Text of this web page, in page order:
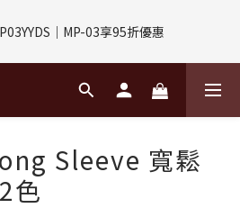
金
｜MP-03享95折優惠
饋(信用卡、APPLE PAY、LINE PAY)
填寫5字以上評價，即可獲得$30購物
金 Sleeve 寬鬆
色